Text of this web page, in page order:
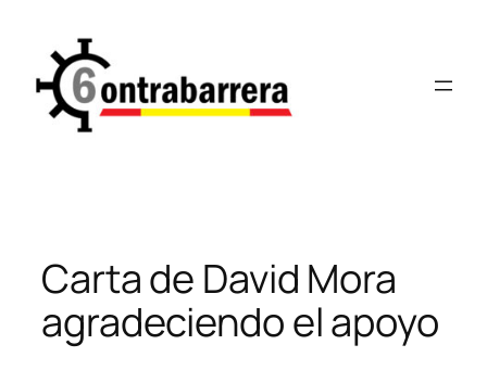
contenido
Carta de David Mora
agradeciendo el apoyo